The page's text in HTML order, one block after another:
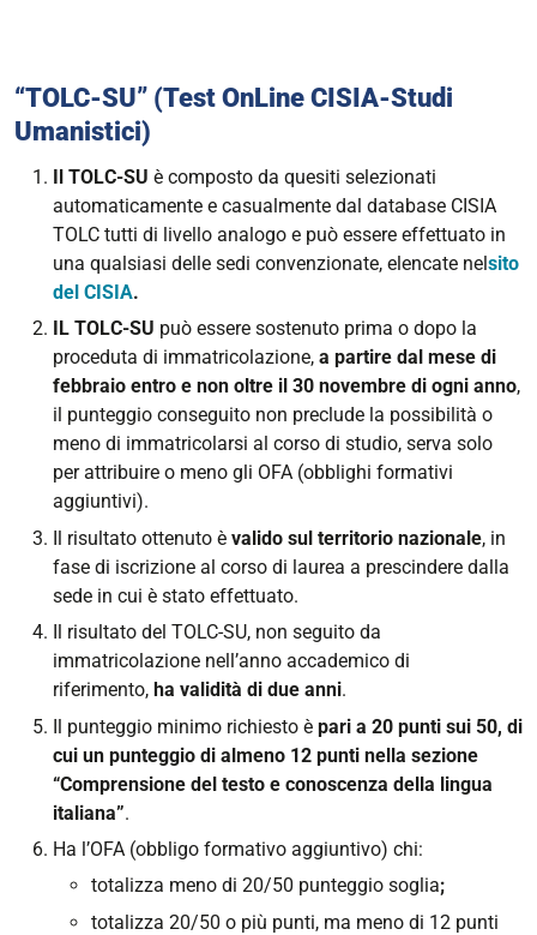
“TOLC-SU” (Test OnLine CISIA-Studi
Umanistici)
Il TOLC-SU è composto da quesiti selezionati
automaticamente e casualmente dal database CISIA
TOLC tutti di livello analogo e può essere effettuato in
una qualsiasi delle sedi convenzionate, elencate nelsito
del CISIA.
IL TOLC-SU può essere sostenuto prima o dopo la
proceduta di immatricolazione, a partire dal mese di
febbraio entro e non oltre il 30 novembre di ogni anno,
il punteggio conseguito non preclude la possibilità o
meno di immatricolarsi al corso di studio, serva solo
per attribuire o meno gli OFA (obblighi formativi
aggiuntivi).
Il risultato ottenuto è valido sul territorio nazionale, in
fase di iscrizione al corso di laurea a prescindere dalla
sede in cui è stato effettuato.
Il risultato del TOLC-SU, non seguito da
immatricolazione nell’anno accademico di
riferimento, ha validità di due anni.
Il punteggio minimo richiesto è pari a 20 punti sui 50, di
cui un punteggio di almeno 12 punti nella sezione
“Comprensione del testo e conoscenza della lingua
italiana”.
Ha l’OFA (obbligo formativo aggiuntivo) chi:
totalizza meno di 20/50 punteggio soglia;
totalizza 20/50 o più punti, ma meno di 12 punti